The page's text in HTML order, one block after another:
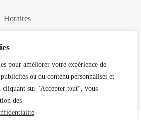
pour améliorer votre expérience de
ou du contenu personnalisés et
cliquant sur "Accepter tout", vous
des
Horaires
Jeudi : Fermé
Dimanche Fermé